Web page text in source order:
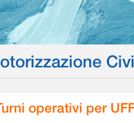
operativi per